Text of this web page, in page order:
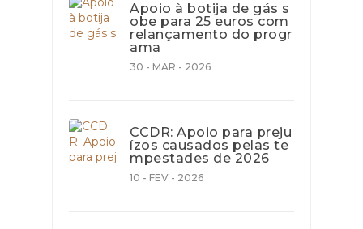
Apoio à botija de gás s
obe para 25 euros com
relançamento do progr
ama
30 - MAR - 2026
CCDR: Apoio para preju
ízos causados pelas te
mpestades de 2026
10 - FEV - 2026